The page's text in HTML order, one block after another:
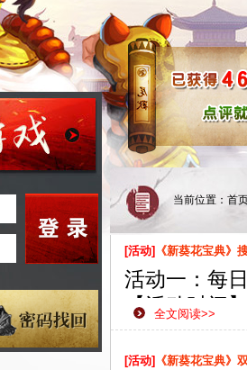
当前位置： 首
[活动] 《新葵花宝典》
活动一：每
【活动时间
【活动范围
【活动内容
全文阅读>>
[活动] 《新葵花宝典》